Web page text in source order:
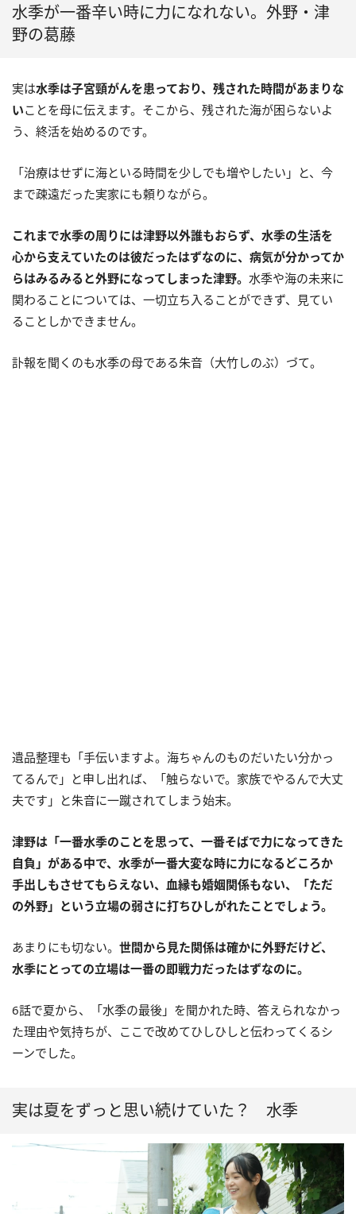
水季が一番辛い時に力になれない。外野・津
野の葛藤
実は水季は子宮頸がんを患っており、残された時間があまりな
いことを母に伝えます。そこから、残された海が困らないよ
う、終活を始めるのです。
「治療はせずに海といる時間を少しでも増やしたい」と、今
まで疎遠だった実家にも頼りながら。
これまで水季の周りには津野以外誰もおらず、水季の生活を
心から支えていたのは彼だったはずなのに、病気が分かってか
らはみるみると外野になってしまった津野。 水季や海の未来に
関わることについては、一切立ち入ることができず、見てい
ることしかできません。
訃報を聞くのも水季の母である朱音（大竹しのぶ）づて。
遺品整理も「手伝いますよ。海ちゃんのものだいたい分かっ
てるんで」と申し出れば、「触らないで。家族でやるんで大丈
夫です」と朱音に一蹴されてしまう始末。
津野は「一番水季のことを思って、一番そばで力になってきた
自負」がある中で、水季が一番大変な時に力になるどころか
手出しもさせてもらえない、血縁も婚姻関係もない、「ただ
の外野」という立場の弱さに打ちひしがれたことでしょう。
あまりにも切ない。 世間から見た関係は確かに外野だけど、
水季にとっての立場は一番の即戦力だったはずなのに。
6話で夏から、「水季の最後」を聞かれた時、答えられなかっ
た理由や気持ちが、ここで改めてひしひしと伝わってくるシ
ーンでした。
実は夏をずっと思い続けていた？ 水季